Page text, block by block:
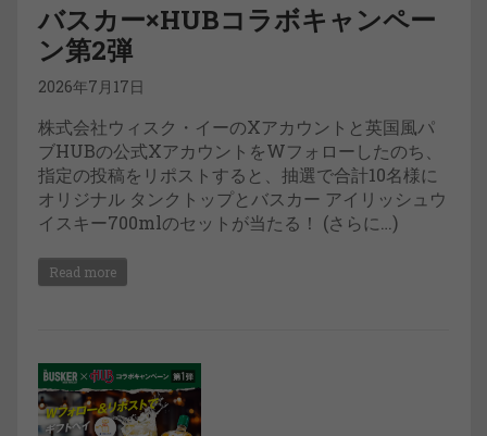
バスカー×HUBコラボキャンペー
ン第2弾
2026年7月17日
株式会社ウィスク・イーのXアカウントと英国風パ
ブHUBの公式XアカウントをWフォローしたのち、
指定の投稿をリポストすると、抽選で合計10名様に
オリジナル タンクトップとバスカー アイリッシュウ
イスキー700mlのセットが当たる！ (さらに…)
Read more